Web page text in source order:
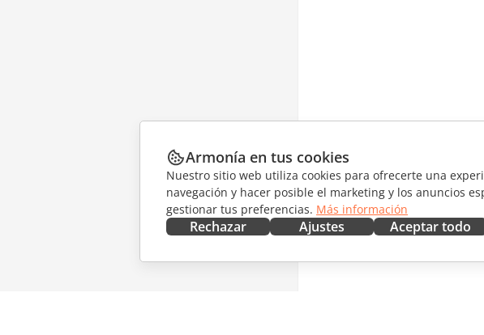
Armonía en tus cookies
Nuestro sitio web utiliza cookies para ofrecerte una
navegación y hacer posible el marketing y los anuncios
gestionar tus preferencias. Más información
Rechazar Ajustes Aceptar todo